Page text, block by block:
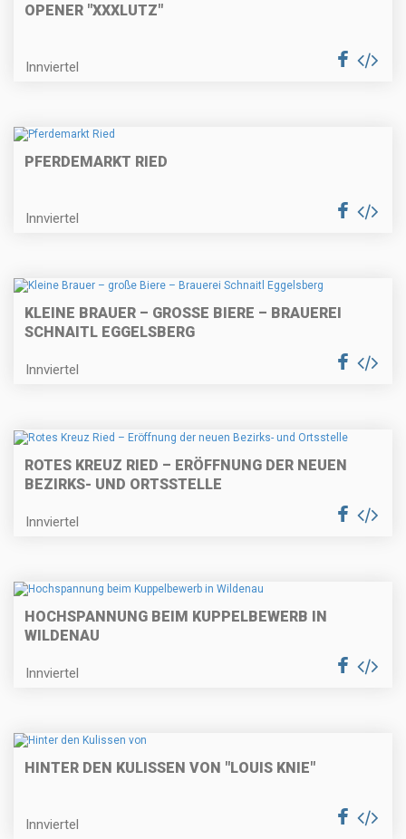
OPENER "XXXLUTZ"
Innviertel
PFERDEMARKT RIED
Innviertel
KLEINE BRAUER – GROSSE BIERE – BRAUEREI S
CHNAITL EGGELSBERG
Innviertel
ROTES KREUZ RIED – ERÖFFNUNG DER NEUEN
BEZIRKS- UND ORTSSTELLE
Innviertel
HOCHSPANNUNG BEIM KUPPELBEWERB IN
WILDENAU
Innviertel
HINTER DEN KULISSEN VON "LOUIS KNIE"
Innviertel